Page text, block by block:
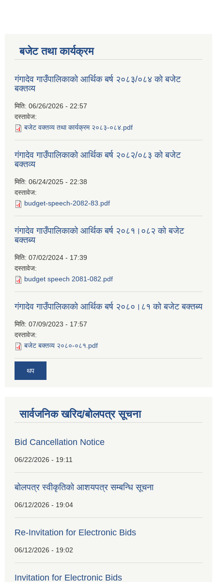
बजेट तथा कार्यक्रम
गंगादेव गाउँपालिकाको आर्थिक बर्ष २०८३/०८४ को बजेट
बक्तव्य
मिति: 06/26/2026 - 22:57
दस्तावेज:
बजेट वक्तव्य तथा कार्यक्रम २०८३-०८४.pdf
गंगादेव गाउँपालिकाको आर्थिक बर्ष २०८२/०८३ को बजेट
बक्तव्य
मिति: 06/24/2025 - 22:38
दस्तावेज:
budget-speech-2082-83.pdf
गंगादेव गाउँपालिकाको आर्थिक बर्ष २०८१।०८२ को बजेट
बक्तब्य
मिति: 07/02/2024 - 17:39
दस्तावेज:
budget speech 2081-082.pdf
गंगादेव गाउँपालिकाको आर्थिक बर्ष २०८०।८१ को बजेट बक्तब्य
मिति: 07/09/2023 - 17:57
दस्तावेज:
बजेट बक्तव्य २०८०-०८१.pdf
थप
सार्वजनिक खरिद/बोलपत्र सूचना
Bid Cancellation Notice
06/22/2026 - 19:11
बोलपत्र स्वीकृतिको आशयपत्र सम्बन्धि सूचना
06/12/2026 - 19:04
Re-Invitation for Electronic Bids
06/12/2026 - 19:02
Invitation for Electronic Bids